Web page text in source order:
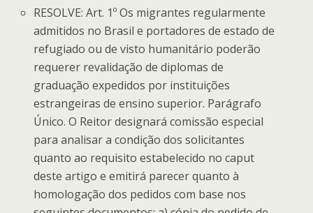
RESOLVE: Art. 1º Os migrantes regularmente
admitidos no Brasil e portadores de estado de
refugiado ou de visto humanitário poderão
requerer revalidação de diplomas de
graduação expedidos por instituições
estrangeiras de ensino superior. Parágrafo
Único. O Reitor designará comissão especial
para analisar a condição dos solicitantes
quanto ao requisito estabelecido no caput
deste artigo e emitirá parecer quanto à
homologação dos pedidos com base nos